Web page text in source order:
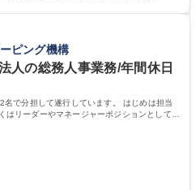
るため、安心して成長できます。 募
与5ヶ月◆年休120日◆残業少なめ◆
織への貢献度をダイレクトに実感で
可など、ワークライフバランスを保
までの幅広い経験を活かし、長期的な
意欲と挑戦を全力で応援します。 学
大 専修学校 高校 語学力： 資格：日商
簿記検定3級
ピング機構
人の総務人事業務/年間休日
で分担して遂行しています。 はじめは担当
リーダーやマネージャーポジションとして活